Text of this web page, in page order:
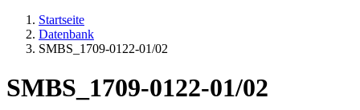
Startseite
Datenbank
SMBS_1709-0122-01/02
SMBS_1709-0122-01/02